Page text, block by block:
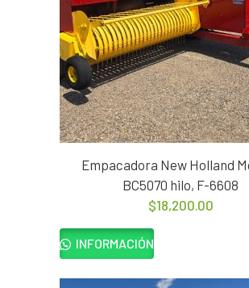
Empacadora New Holland
BC5070 hilo, F-6608
$18,200.00
INFORMACIÓN